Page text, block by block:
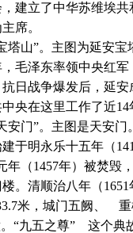
建立了中华苏维埃
席。
山”。主图为延安宝
毛泽东率领中央红
日战争爆发后，延
央在这里工作了近14
门”。主图是天安门
于明永乐十五年（
（1457年）被焚毁
。清顺治八年（
米，城门五阙、 重
。“九五之尊” 这个典